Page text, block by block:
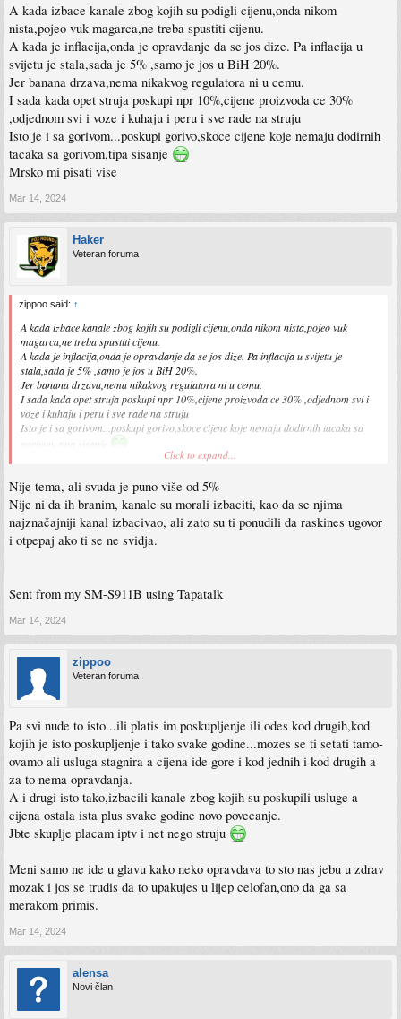
A kada izbace kanale zbog kojih su podigli cijenu,onda nikom
nista,pojeo vuk magarca,ne treba spustiti cijenu.
A kada je inflacija,onda je opravdanje da se jos dize. Pa inflacija u
svijetu je stala,sada je 5% ,samo je jos u BiH 20%.
Jer banana drzava,nema nikakvog regulatora ni u cemu.
I sada kada opet struja poskupi npr 10%,cijene proizvoda ce 30%
,odjednom svi i voze i kuhaju i peru i sve rade na struju
Isto je i sa gorivom...poskupi gorivo,skoce cijene koje nemaju dodirnih
tacaka sa gorivom,tipa sisanje
Mrsko mi pisati vise
Mar 14, 2024
Haker
Veteran foruma
zippoo said: ↑
A kada izbace kanale zbog kojih su podigli cijenu,onda nikom nista,pojeo vuk
magarca,ne treba spustiti cijenu.
A kada je inflacija,onda je opravdanje da se jos dize. Pa inflacija u svijetu je
stala,sada je 5% ,samo je jos u BiH 20%.
Jer banana drzava,nema nikakvog regulatora ni u cemu.
I sada kada opet struja poskupi npr 10%,cijene proizvoda ce 30% ,odjednom svi i
voze i kuhaju i peru i sve rade na struju
Isto je i sa gorivom...poskupi gorivo,skoce cijene koje nemaju dodirnih tacaka sa
Click to expand...
Nije tema, ali svuda je puno više od 5%
Nije ni da ih branim, kanale su morali izbaciti, kao da se njima
najznačajniji kanal izbacivao, ali zato su ti ponudili da raskines ugovor
i otpepaj ako ti se ne svidja.
Sent from my SM-S911B using Tapatalk
Mar 14, 2024
zippoo
Veteran foruma
Pa svi nude to isto...ili platis im poskupljenje ili odes kod drugih,kod
kojih je isto poskupljenje i tako svake godine...mozes se ti setati tamo-
ovamo ali usluga stagnira a cijena ide gore i kod jednih i kod drugih a
za to nema opravdanja.
A i drugi isto tako,izbacili kanale zbog kojih su poskupili usluge a
cijena ostala ista plus svake godine novo povecanje.
Jbte skuplje placam iptv i net nego struju
Meni samo ne ide u glavu kako neko opravdava to sto nas jebu u zdrav
mozak i jos se trudis da to upakujes u lijep celofan,ono da ga sa
merakom primis.
Mar 14, 2024
alensa
Novi član